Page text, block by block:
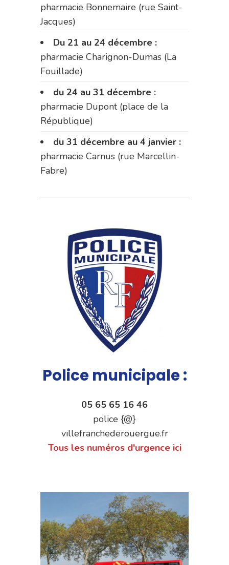
pharmacie Bonnemaire (rue Saint-
Jacques)
Du 21 au 24 décembre :
pharmacie Charignon-Dumas (La
Fouillade)
du 24 au 31 décembre :
pharmacie Dupont (place de la
République)
du 31 décembre au 4 janvier :
pharmacie Carnus (rue Marcellin-
Fabre)
Police municipale :
05 65 65 16 46
police {@}
villefranchederouergue.fr
Tous les numéros d'urgence ici